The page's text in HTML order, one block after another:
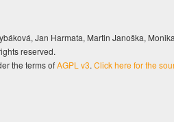
Jan Harmata, Martin Janoška,
reserved.
the terms ofAGPL v3. Click here for the